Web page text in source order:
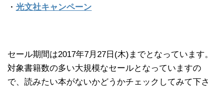
・ 光文社キャンペーン
セール期間は2017年7月27日(木)までとなっています。
対象書籍数の多い大規模なセールとなっていますの
で、読みたい本がないかどうかチェックしてみて下さ